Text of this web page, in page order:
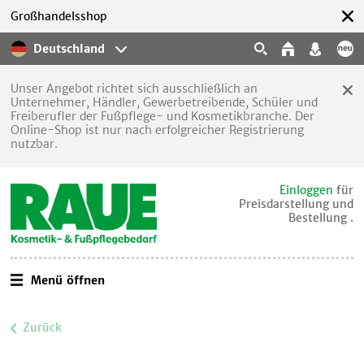
Deutschland
Großhandelsshop
Unser Angebot richtet sich ausschließlich an
Unternehmer, Händler, Gewerbetreibende, Schüler und
Freiberufler der Fußpflege- und Kosmetikbranche. Der
Online-Shop ist nur nach erfolgreicher Registrierung
nutzbar.
Einloggen für
Preisdarstellung und
Bestellung .
Menü öffnen
Zurück